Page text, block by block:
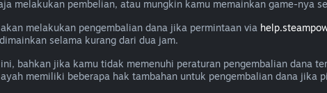
melakukan pembelian, atau mungkin kamu memainkan game-nya
melakukan pengembalian dana jika permintaan via
selama kurang dari dua jam.
bahkan jika kamu tidak memenuhi peraturan pengembalian dana
memiliki beberapa hak tambahan untuk pengembalian dana jika